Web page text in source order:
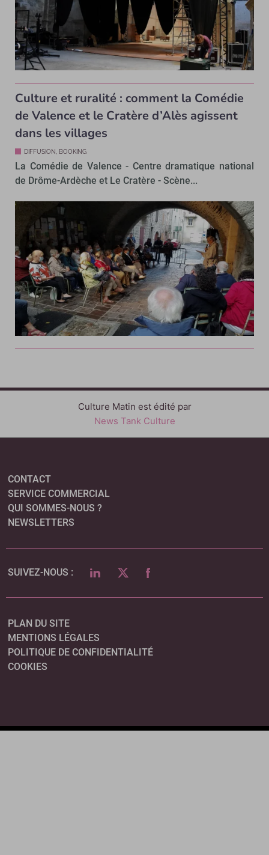
Culture et ruralité : comment la Comédie
de Valence et le Cratère d’Alès agissent
dans les villages
DIFFUSION, BOOKING
La Comédie de Valence - Centre dramatique national
de Drôme-Ardèche et Le Cratère - Scène...
Culture Matin est édité par
News Tank Culture
CONTACT
SERVICE COMMERCIAL
QUI SOMMES-NOUS ?
NEWSLETTERS
SUIVEZ-NOUS : LINKEDINTWITTERFACEBOOK
PLAN DU SITE
MENTIONS LÉGALES
POLITIQUE DE CONFIDENTIALITÉ
COOKIES